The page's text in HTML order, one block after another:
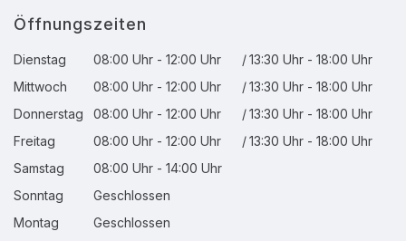
Öffnungszeiten
Dienstag 08:00 Uhr - 12:00 Uhr /13:30 Uhr - 18:00 Uhr
Mittwoch
08:00 Uhr - 12:00 Uhr /13:30 Uhr - 18:00 Uhr
Donnerstag
08:00 Uhr - 12:00 Uhr /13:30 Uhr - 18:00 Uhr
Freitag
08:00 Uhr - 12:00 Uhr /13:30 Uhr - 18:00 Uhr
Samstag
08:00 Uhr - 14:00 Uhr
Sonntag
Geschlossen
Montag
Geschlossen